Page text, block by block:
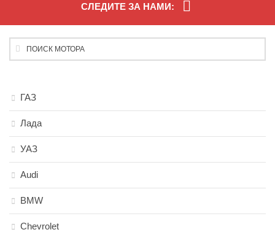
СЛЕДИТЕ ЗА НАМИ:
ГАЗ
Лада
УАЗ
Audi
BMW
Chevrolet